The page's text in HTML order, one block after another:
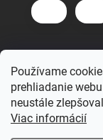
Používame
prehliadanie
neustále
Viac informácií
Copyright